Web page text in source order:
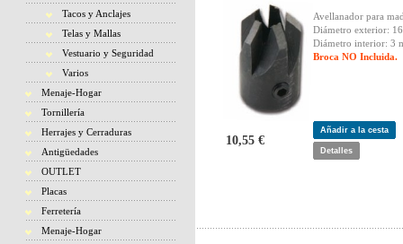
Tacos y Anclajes
Telas y Mallas
Vestuario y Seguridad
Varios
Menaje-Hogar
Tornillería
Herrajes y Cerraduras
Antigüedades
OUTLET
Placas
Ferretería
Menaje-Hogar
Avellanador para
Diámetro exterior:
Diámetro interior: 3
Broca NO Incluida.
10,55 €
Añadir a la cesta
Detalles